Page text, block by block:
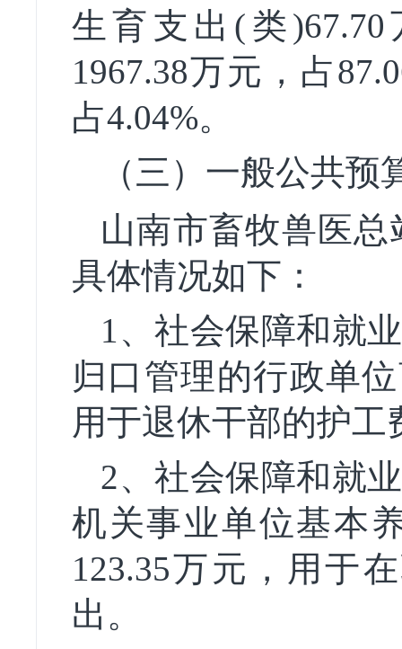
生育支出(类
1967.38万元，占
占4.04%。
（三）一般公共预
山南市畜牧兽医
具体情况如下：
1 、社会保障和就
归口管理的行政单
用于退休干部的护工
2、社会保障和就
机关事业单位基本
123.35万元，用于
出。